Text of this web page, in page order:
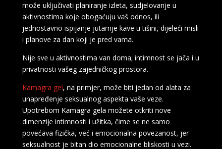
može uključivati planiranje izleta, sudjelovanje u
aktivnostima koje obogaćuju vaš odnos, ili
jednostavno ispijanje jutarnje kave u tišini, dijeleći misli
i planove za dan koji je pred vama.
Nije sve u aktivnostima van doma; intimnost se jača i u
privatnosti vašeg zajedničkog prostora.
Kamagra gel, na primjer, može biti jedan od alata za
unapređenje seksualnog aspekta vaše veze.
Upotrebom Kamagra gela možete otkriti nove
dimenzije intimnosti i užitka, čime se ne samo
povećava fizička, već i emocionalna povezanost, jer
seksualnost je bitan dio emocionalne bliskosti u vezi.